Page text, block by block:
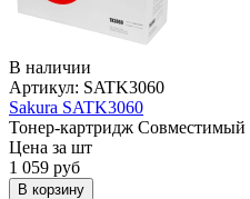
В наличии
Артикул: SATK3060
Sakura SATK3060
Тонер-картридж Совместимый
Цена за шт
1 059 руб
В корзину